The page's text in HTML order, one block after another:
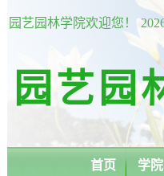
园艺园林学院欢迎您！
园艺园
首页 学